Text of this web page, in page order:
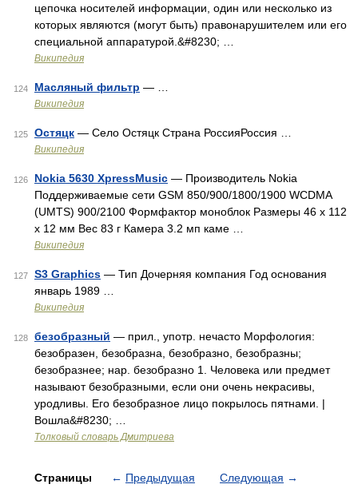
цепочка носителей информации, один или несколько из
которых являются (могут быть) правонарушителем или его
специальной аппаратурой.&#8230; …
Википедия
124 Масляный фильтр — …
Википедия
125 Остяцк — Село Остяцк Страна РоссияРоссия …
Википедия
126 Nokia 5630 XpressMusic — Производитель Nokia
Поддерживаемые сети GSM 850/900/1800/1900 WCDMA
(UMTS) 900/2100 Формфактор моноблок Размеры 46 x 112
x 12 мм Вес 83 г Камера 3.2 мп каме …
Википедия
127 S3 Graphics — Тип Дочерняя компания Год основания
январь 1989 …
Википедия
128 безобразный — прил., употр. нечасто Морфология:
безобразен, безобразна, безобразно, безобразны;
безобразнее; нар. безобразно 1. Человека или предмет
называют безобразными, если они очень некрасивы,
уродливы. Его безобразное лицо покрылось пятнами. |
Вошла&#8230; …
Толковый словарь Дмитриева
Страницы ← Предыдущая Следующая →